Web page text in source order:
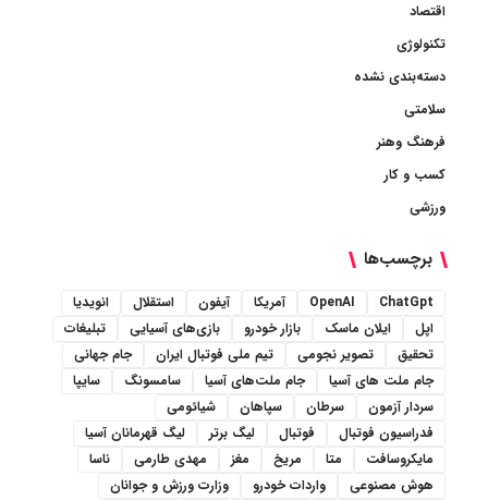
اقتصاد
تکنولوژی
دسته‌بندی نشده
سلامتی
فرهنگ وهنر
کسب و کار
ورزشی
برچسب‌ها
ChatGpt
OpenAI آمریکا آیفون استقلال
انویدیا
اپل
ایلان ماسک بازار خودرو بازی‌های آسیایی
تبلیغات
تحقیق
تصویر نجومی تیم ملی فوتبال ایران
جام جهانی
جام ملت های آسیا
جام ملت‌های آسیا سامسونگ
سایپا
سردار آزمون
سرطان سپاهان
شیائومی
فدراسیون فوتبال
فوتبال لیگ برتر
لیگ قهرمانان آسیا
مایکروسافت
متا مریخ مغز مهدی طارمی
ناسا
هوش مصنوعی
واردات خودرو
وزارت ورزش و جوانان